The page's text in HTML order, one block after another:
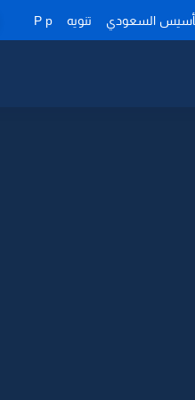
السعودي تنويه P p